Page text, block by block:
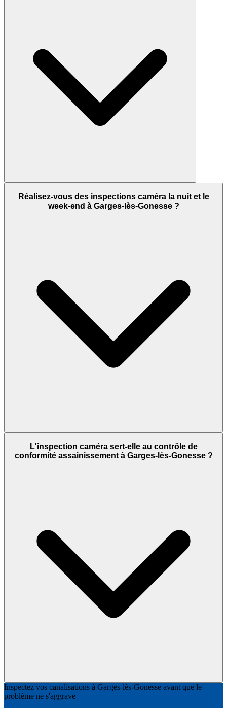
Réalisez-vous des inspections caméra la nuit et le
week-end à Garges-lès-Gonesse ?
L'inspection caméra sert-elle au contrôle de
conformité assainissement à Garges-lès-Gonesse ?
Inspectez vos canalisations à Garges-lès-Gonesse avant que le
problème ne s'aggrave